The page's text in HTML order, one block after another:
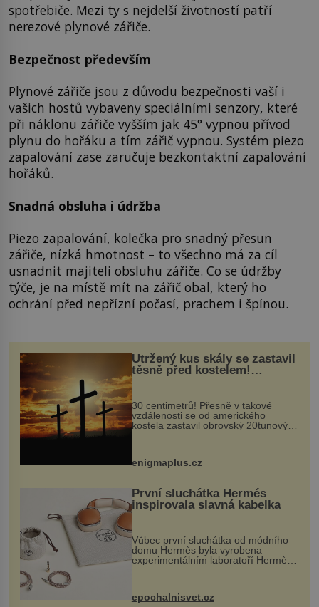
spotřebiče. Mezi ty s nejdelší životností patří
nerezové plynové zářiče.
Bezpečnost především
Plynové zářiče jsou z důvodu bezpečnosti vaší i
vašich hostů vybaveny speciálními senzory, které
při náklonu zářiče vyšším jak 45° vypnou přívod
plynu do hořáku a tím zářič vypnou. Systém piezo
zapalování zase zaručuje bezkontaktní zapalování
hořáků.
Snadná obsluha i údržba
Piezo zapalování, kolečka pro snadný přesun
zářiče, nízká hmotnost – to všechno má za cíl
usnadnit majiteli obsluhu zářiče. Co se údržby
týče, je na místě mít na zářič obal, který ho
ochrání před nepřízní počasí, prachem i špínou.
Utržený kus skály se zastavil
těsně před kostelem!
Ochránila ho boží síla?
30 centimetrů! Přesně v takové
vzdálenosti se od amerického
kostela zastavil obrovský 20tunový
...
enigmaplus.cz
První sluchátka Hermés
inspirovala slavná kabelka
Vůbec první sluchátka od módního
domu Hermès byla vyrobena
experimentálním laboratoří Hermès
kovový...
epochalnisvet.cz